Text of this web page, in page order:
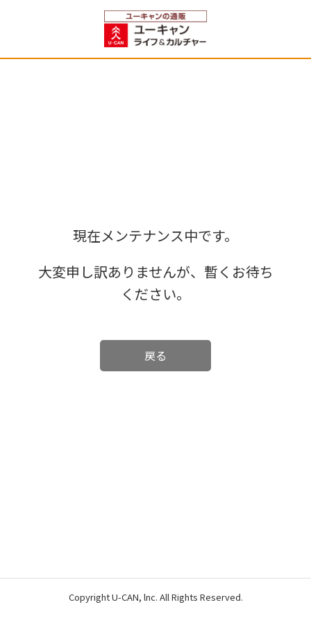
現在メンテナンス中です。
大変申し訳ありませんが、暫くお待ち
ください。
戻る
Copyright U-CAN, lnc. All Rights Reserved.